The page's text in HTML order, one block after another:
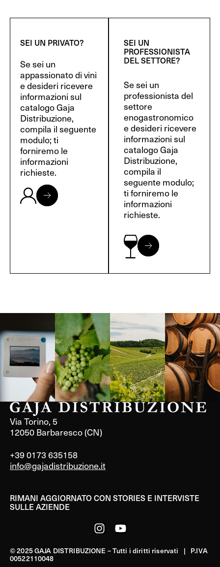
SEI UN PRIVATO?
Se sei un
appassionato di vini
e desideri ricevere
informazioni sul
catalogo Gaja
Distribuzione,
compila il seguente
modulo; ti
forniremo le
informazioni
richieste.
SEI UN
PROFESSIONISTA
DEL SETTORE?
Se sei un
professionista del
settore
enogastronomico
e desideri ricevere
informazioni sul
catalogo Gaja
Distribuzione,
compila il
seguente modulo;
ti forniremo le
informazioni
richieste.
Langa, 1977 Borgogna,
Francia
Borgogna,
Francia
Instagram
Via Torino, 5
12050 Barbaresco (CN)
+39 0173 635158
info@gajadistribuzione.it
RIMANI AGGIORNATO CON STORIES E INTERVISTE
SULLE AZIENDE
© 2025 GAJA DISTRIBUZIONE – Tutti i diritti riservati | P.IVA
00522110048